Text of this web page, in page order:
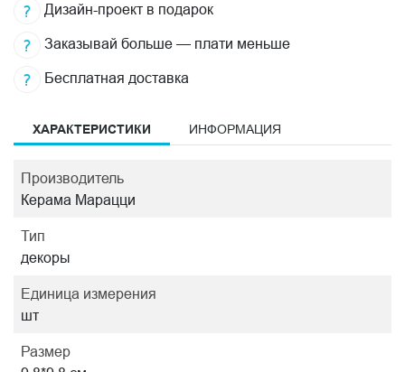
Дизайн-проект в подарок
Заказывай больше — плати меньше
Бесплатная доставка
ХАРАКТЕРИСТИКИ ИНФОРМАЦИЯ
Производитель
Керама Марацци
Тип
декоры
Единица измерения
шт
Размер